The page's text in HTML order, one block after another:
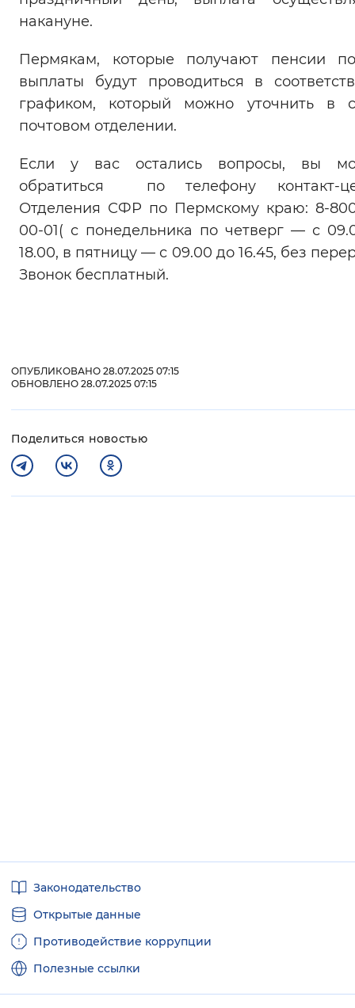
накануне.
Пермякам, которые получают пенсии
выплаты будут проводиться в
графиком, который можно уточнить в
почтовом отделении.
Если у вас остались вопросы, вы
обратиться по телефону контакт-
Отделения СФР по Пермскому краю: 8-
00-01( с понедельника по четверг — с
18.00, в пятницу — с 09.00 до 16.45, без
Звонок бесплатный.
ОПУБЛИКОВАНО 28.07.2025 07:15
ОБНОВЛЕНО 28.07.2025 07:15
Поделиться новостью
ссылкиЗаконодательство
Открытые данные
Противодействие коррупции
Полезные ссылки